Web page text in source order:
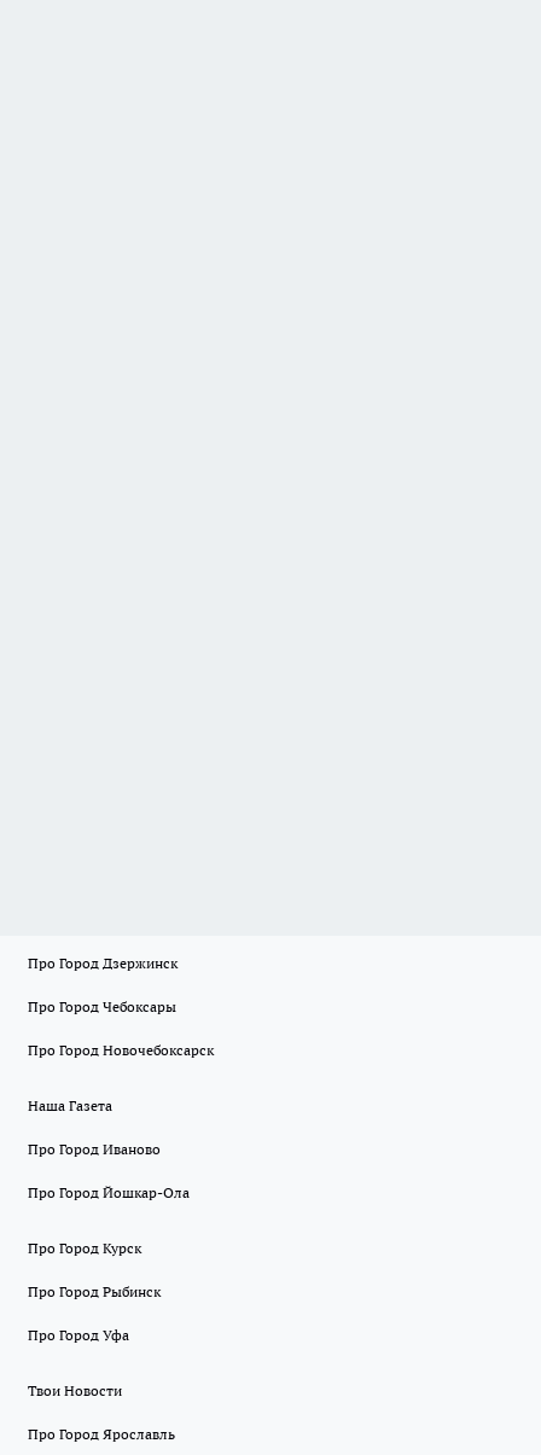
Про Город Дзержинск
Про Город Чебоксары
Про Город Новочебоксарск
Наша Газета
Про Город Иваново
Про Город Йошкар-Ола
Про Город Курск
Про Город Рыбинск
Про Город Уфа
Твои Новости
Про Город Ярославль